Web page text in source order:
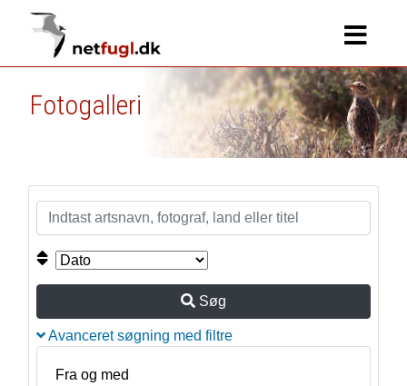
Fotogalleri
Søg
Avanceret søgning med filtre
Fra og med